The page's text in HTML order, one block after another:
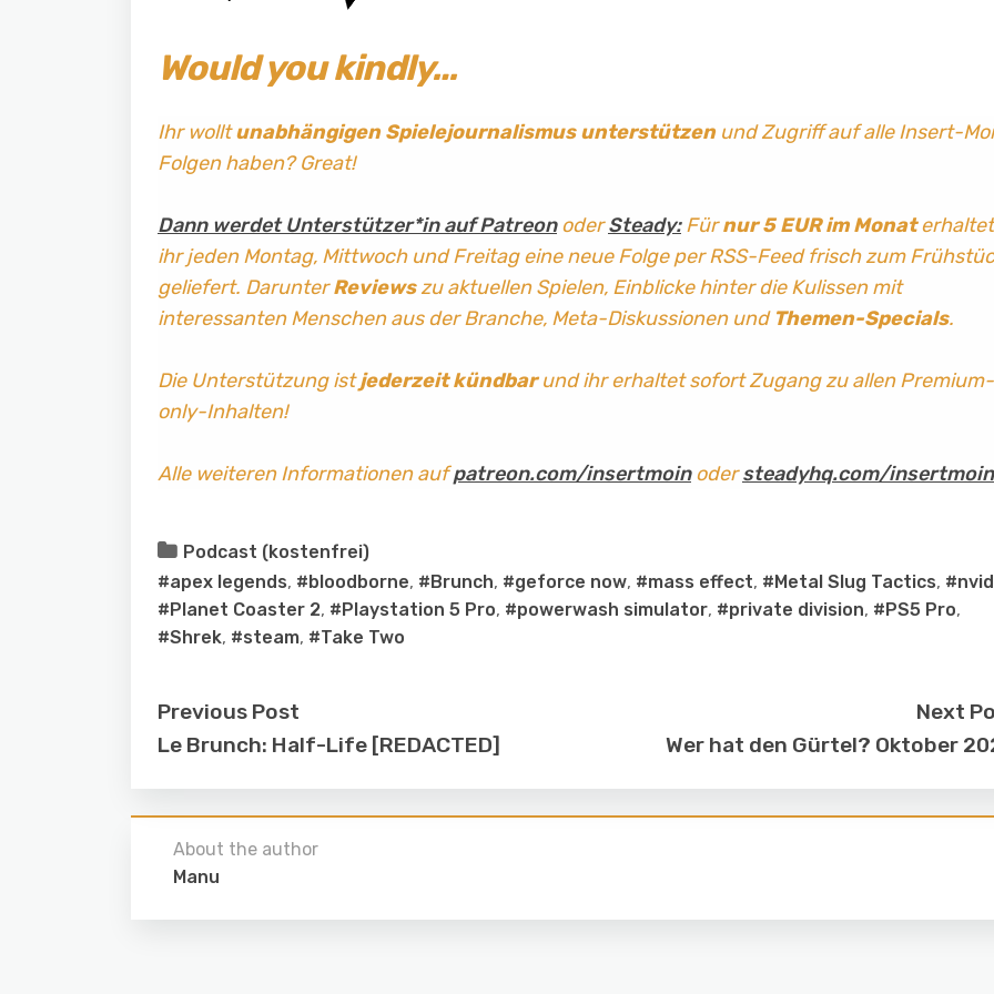
Would you kindly…
Ihr wolltunabhängigen Spielejournalismus unterstützenund Zugriff auf alle Insert-
Folgen haben? Great!
Dann werdet Unterstützer*in auf PatreonoderSteady:Fürnur 5 EUR im Monaterhaltet
ihr jeden Montag, Mittwoch und Freitag eine neue Folge per RSS-Feed frisch zum
geliefert. DarunterReviewszu aktuellen Spielen, Einblicke hinter die Kulissen mit
interessanten Menschen aus der Branche, Meta-Diskussionen und Themen-Specials.
Die Unterstützung istjederzeit kündbarund ihr erhaltet sofort Zugang zu allen Premium-
only-Inhalten!
Alle weiteren Informationen aufpatreon.com/insertmoinodersteadyhq.com/insertmoin
Podcast (kostenfrei)
#apex legends, #bloodborne, #Brunch, #geforce now, #mass effect, #Metal Slug Tactics,
#Planet Coaster 2, #Playstation 5 Pro, #powerwash simulator, #private division, #PS5 Pro,
#Shrek, #steam, #Take Two
Previous Post
Le Brunch: Half-Life [REDACTED]
Next
Wer hat den Gürtel? Oktober
About the author
Manu